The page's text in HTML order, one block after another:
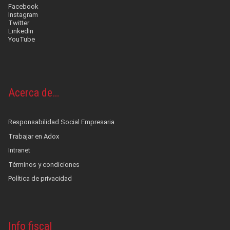
Facebook
Instagram
Twitter
LinkedIn
YouTube
Acerca de…
Responsabilidad Social Empresaria
Trabajar en Adox
Intranet
Términos y condiciones
Política de privacidad
Info fiscal